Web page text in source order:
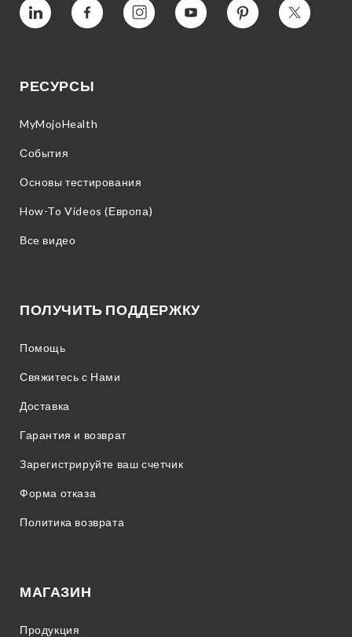
Vimeo Facebook InstagramYouTube ПинтересTwitter
РЕСУРСЫ
MyMojoHealth
События
Основы тестирования
How-To Videos (Европа)
Все видео
ПОЛУЧИТЬ ПОДДЕРЖКУ
Помощь
Свяжитесь с Нами
Доставка
Гарантия и возврат
Зарегистрируйте ваш счетчик
Форма отказа
Политика возврата
МАГАЗИН
Продукция